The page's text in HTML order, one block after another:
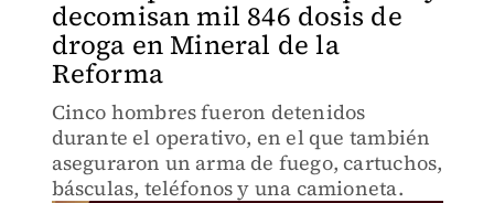
decomisan mil 846 dosis de
droga en Mineral de la
Reforma
Cinco hombres fueron detenidos
durante el operativo, en el que también
aseguraron un arma de fuego, cartuchos,
básculas, teléfonos y una camioneta.